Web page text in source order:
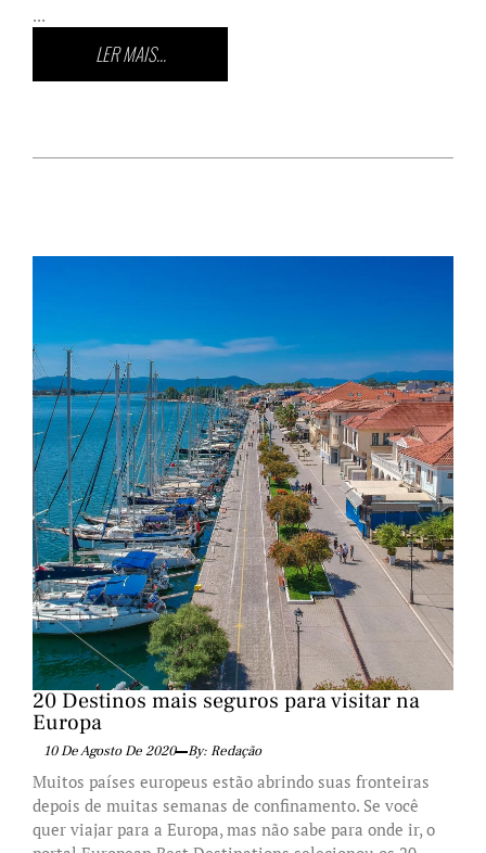
...
LER MAIS...
20 Destinos mais seguros para visitar na
Europa
10 De Agosto De 2020 By: Redação
Muitos países europeus estão abrindo suas fronteiras
depois de muitas semanas de confinamento. Se você
quer viajar para a Europa, mas não sabe para onde ir, o